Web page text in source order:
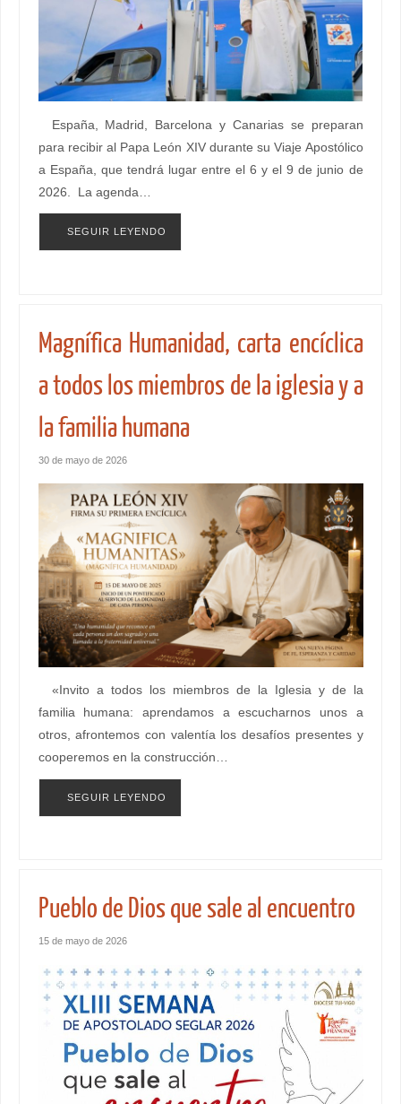
España, Madrid, Barcelona y Canarias se preparan
para recibir al Papa León XIV durante su Viaje Apostólico
a España, que tendrá lugar entre el 6 y el 9 de junio de
2026. La agenda…
SEGUIR LEYENDO
Magnífica Humanidad, carta encíclica
a todos los miembros de la iglesia y a
la familia humana
30 de mayo de 2026
«Invito a todos los miembros de la Iglesia y de la
familia humana: aprendamos a escucharnos unos a
otros, afrontemos con valentía los desafíos presentes y
cooperemos en la construcción…
SEGUIR LEYENDO
Pueblo de Dios que sale al encuentro
15 de mayo de 2026